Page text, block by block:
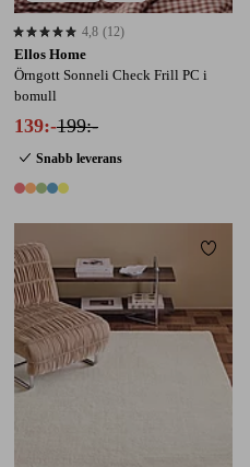
Ellos Home
Örngott Sonneli Check Frill PC i
bomull
139:-199:-
Snabb leverans
5 färger
4,8 baserat på 12 st betyg
4,8 (12)
till i favoriter